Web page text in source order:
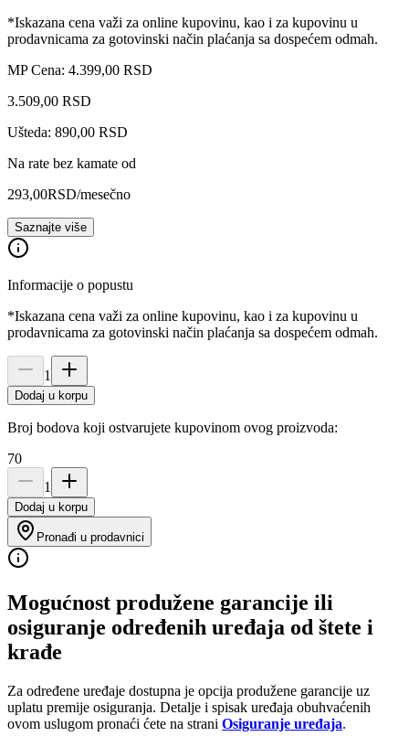
*Iskazana cena važi za online kupovinu, kao i za kupovinu u
prodavnicama za gotovinski način plaćanja sa dospećem odmah.
MP Cena: 4.399,00 RSD
3.509,00 RSD
Ušteda: 890,00 RSD
Na rate bez kamate od
293,00RSD/mesečno
Saznajte više
Informacije o popustu
*Iskazana cena važi za online kupovinu, kao i za kupovinu u
prodavnicama za gotovinski način plaćanja sa dospećem odmah.
1
Dodaj u korpu
Broj bodova koji ostvarujete kupovinom ovog proizvoda:
70
1
Dodaj u korpu
Pronađi u prodavnici
Mogućnost produžene garancije ili
osiguranje određenih uređaja od štete i
krađe
Za određene uređaje dostupna je opcija produžene garancije uz
uplatu premije osiguranja. Detalje i spisak uređaja obuhvaćenih
ovom uslugom pronaći ćete na strani Osiguranje uređaja.